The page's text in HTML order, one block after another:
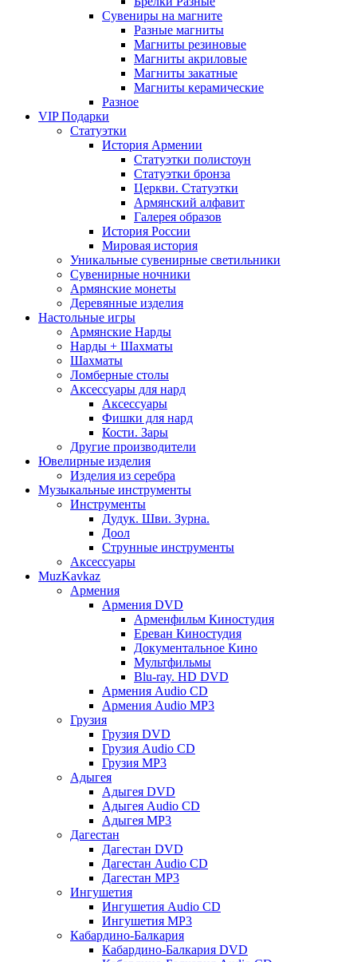
Сувениры на магните
Разные магниты
Магниты резиновые
Магниты акриловые
Магниты закатные
Магниты керамические
Разное
VIP Подарки
Статуэтки
История Армении
Статуэтки полистоун
Статуэтки бронза
Церкви. Статуэтки
Армянский алфавит
Галерея образов
История России
Мировая история
Уникальные сувенирные светильники
Сувенирные ночники
Армянские монеты
Деревянные изделия
Настольные игры
Армянские Нарды
Нарды + Шахматы
Шахматы
Ломберные столы
Аксессуары для нард
Аксессуары
Фишки для нард
Кости. Зары
Другие производители
Ювелирные изделия
Изделия из серебра
Музыкальные инструменты
Инструменты
Дудук. Шви. Зурна.
Доол
Струнные инструменты
Аксессуары
MuzKavkaz
Армения
Армения DVD
Арменфильм Киностудия
Ереван Киностудия
Документальное Кино
Мультфильмы
Blu-ray. HD DVD
Армения Audio CD
Армения Audio MP3
Грузия
Грузия DVD
Грузия Audio CD
Грузия MP3
Адыгея
Адыгея DVD
Адыгея Audio CD
Адыгея MP3
Дагестан
Дагестан DVD
Дагестан Audio CD
Дагестан MP3
Ингушетия
Ингушетия Audio CD
Ингушетия MP3
Кабардино-Балкария
Кабардино-Балкария DVD